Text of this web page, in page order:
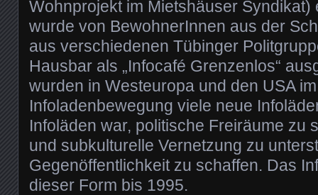
Wohnprojekt im Mietshäuser Syndikat)
wurde von BewohnerInnen aus der
aus verschiedenen Tübinger
Hausbar als „Infocafé Grenzenlos“
wurden in Westeuropa und den USA
Infoladenbewegung viele neue
Infoläden war, politische Freiräume zu
und subkulturelle Vernetzung zu
Gegenöffentlichkeit zu schaffen. Das
dieser Form bis 1995.